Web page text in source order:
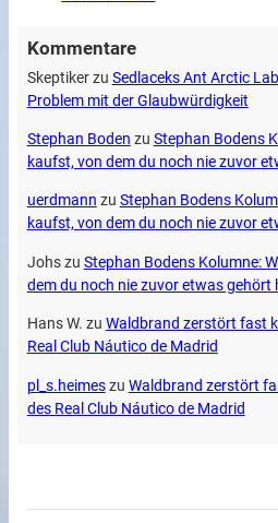
Kommentare
Skeptikerzu Sedlaceks Ant Arctic
Problem mit der Glaubwürdigkeit
Stephan Boden zu Stephan Bodens
kaufst, von dem du noch nie zuvor
uerdmann zu Stephan Bodens
kaufst, von dem du noch nie zuvor
Johszu Stephan Bodens Kolumne:
dem du noch nie zuvor etwas gehört
Hans W. zu Waldbrand zerstört fast
Real Club Náutico de Madrid
pl_s.heimeszu Waldbrand zerstört
des Real Club Náutico de Madrid